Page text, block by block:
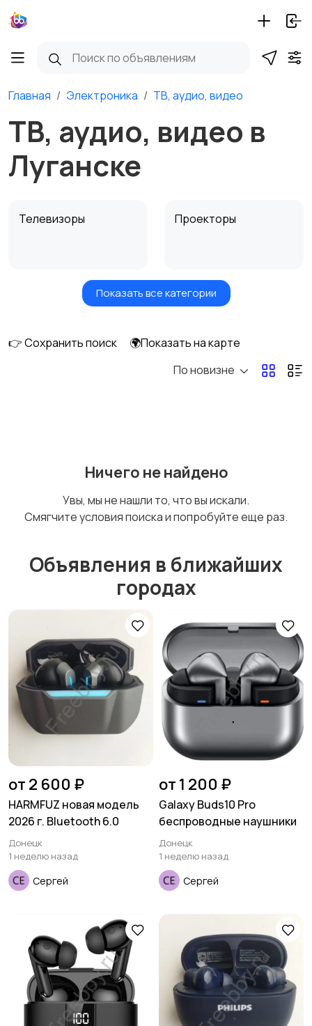
Главная Электроника ТВ, аудио, видео
ТВ, аудио, видео в
Луганске
Телевизоры Проекторы
Акустика, колонки,
Домашние
Музыкальные центры
портативное аудио
цифровое ТВ
ресиверы
Микрофоны
Аксессуары
Показать все категории
👉 Сохранить поиск
🌍Показать на карте
По новизне
Ничего не найдено
Увы, мы не нашли то, что вы искали.
Смягчите условия поиска и попробуйте еще раз.
Объявления в ближайших
городах
от 2 600 ₽
HARMFUZ новая модель
2026 г. Bluetooth 6.0
Донецк
1 неделю назад
Сергей
от 1 200 ₽
Galaxy Buds10 Pro
беспроводные наушники
Донецк
1 неделю назад
Сергей